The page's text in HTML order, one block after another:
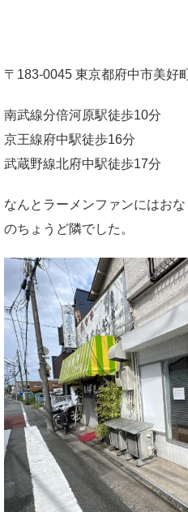
〒183-0045 東京都府中市美好
南武線分倍河原駅徒歩10分
京王線府中駅徒歩16分
武蔵野線北府中駅徒歩17分
なんとラーメンファンにはお
のちょうど隣でした。